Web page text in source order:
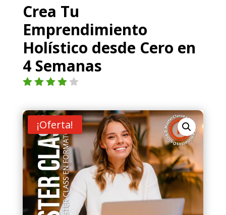
Crea Tu
Emprendimiento
Holístico desde Cero en
4 Semanas
4.00de
5 en
base a
valoraci
ón de
un
cliente
¡Oferta!